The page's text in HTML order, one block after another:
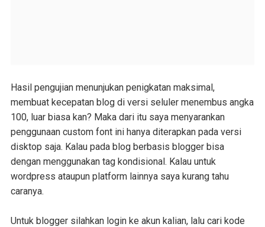
Hasil pengujian menunjukan penigkatan maksimal,
membuat kecepatan blog di versi seluler menembus angka
100, luar biasa kan? Maka dari itu saya menyarankan
penggunaan custom font ini hanya diterapkan pada versi
disktop saja. Kalau pada blog berbasis blogger bisa
dengan menggunakan tag kondisional. Kalau untuk
wordpress ataupun platform lainnya saya kurang tahu
caranya.
Untuk blogger silahkan login ke akun kalian, lalu cari kode